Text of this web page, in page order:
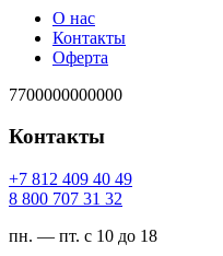
О нас
Контакты
Оферта
7700000000000
Контакты
94 04 904 218 7+
23 13 707 008 8
пн. — пт. с 10 до 18